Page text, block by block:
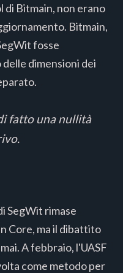
di Bitmain, non erano
Bitmain,
fosse
dimensioni dei
fatto una nullità
SegWit rimase
Core, ma il dibattito
A febbraio, l'UASF
come metodo per